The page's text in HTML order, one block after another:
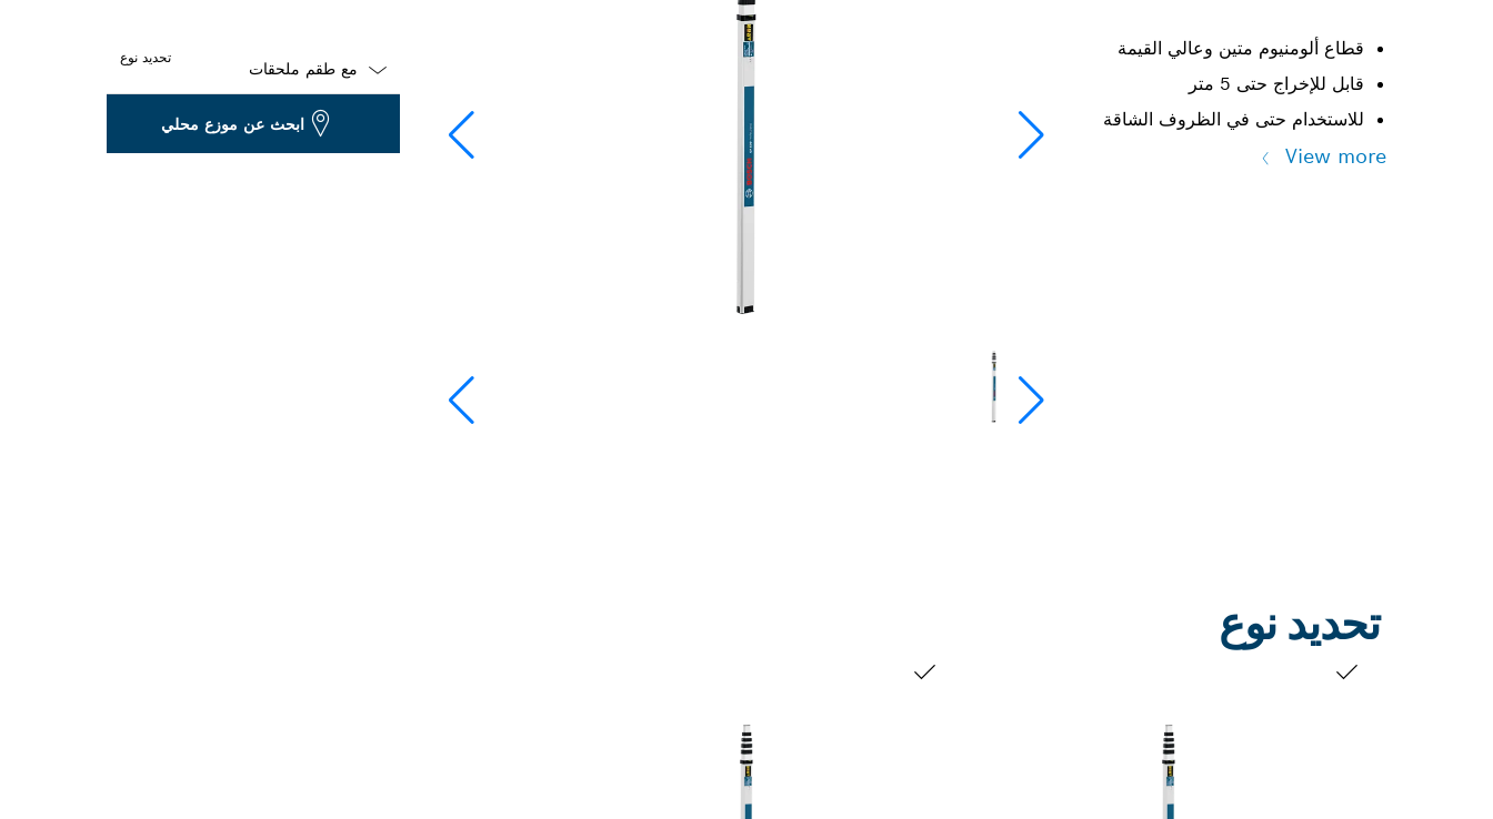
قطاع ألومنيوم متين وعالي القيمة
قابل للإخراج حتى 5 متر
للاستخدام حتى في الظروف الشاقة
View more
تحديد نوع
Dropdown
ابحث عن موزع محلي
تحديد نوع